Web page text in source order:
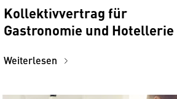
Kollektivvertrag für
Gastronomie und Hotellerie
Weiterlesen